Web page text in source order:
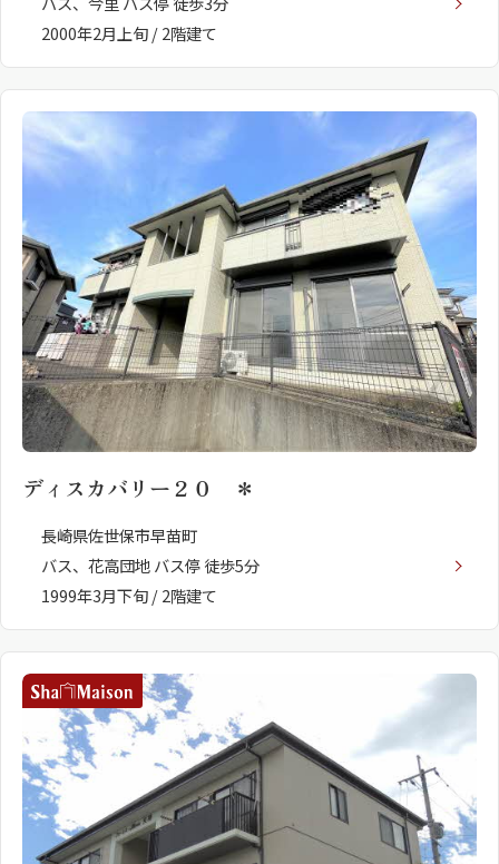
2000年2月上旬 / 2階建て
ディスカバリー２０ ＊
長崎県佐世保市早苗町
バス、花高団地 バス停 徒歩5分
1999年3月下旬 / 2階建て